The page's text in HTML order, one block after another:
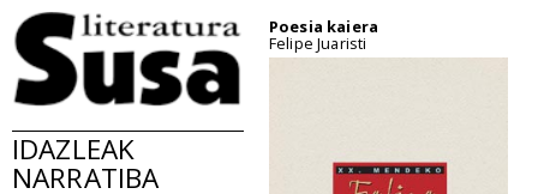
IDAZLEAK
NARRATIBA
Poesia kaiera
Felipe Juaristi